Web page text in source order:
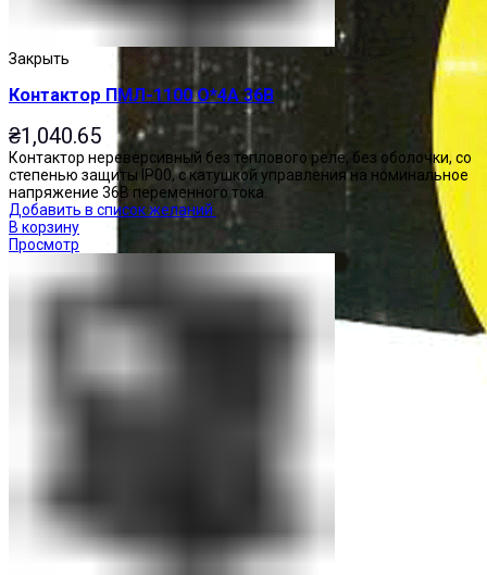
Закрыть
Контактор ПМЛ-1100 О*4А 36В
₴1,040.65
Контактор нереверсивный без теплового реле, без оболочки, со
степенью защиты IP00, с катушкой управления на номинальное
напряжение 36В переменного тока.
Добавить в список желаний
В корзину
Просмотр